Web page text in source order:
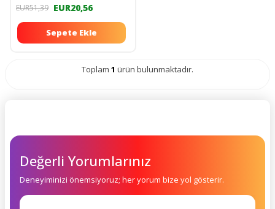
EUR51,39 EUR20,56
Sepete Ekle
Toplam 1 ürün bulunmaktadır.
Değerli Yorumlarınız
Deneyiminizi önemsiyoruz; her yorum bize yol gösterir.